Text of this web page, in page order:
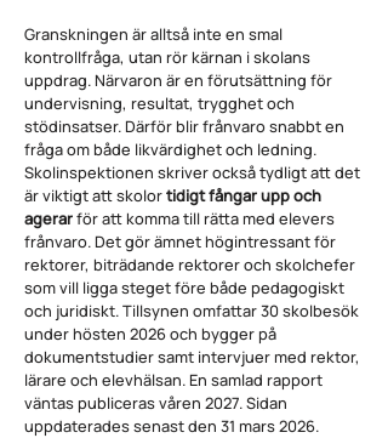
Granskningen är alltså inte en smal
kontrollfråga, utan rör kärnan i skolans
uppdrag. Närvaron är en förutsättning för
undervisning, resultat, trygghet och
stödinsatser. Därför blir frånvaro snabbt en
fråga om både likvärdighet och ledning.
Skolinspektionen skriver också tydligt att det
är viktigt att skolortidigt fångar upp och
agerarför att komma till rätta med elevers
frånvaro. Det gör ämnet högintressant för
rektorer, biträdande rektorer och skolchefer
som vill ligga steget före både pedagogiskt
och juridiskt. Tillsynen omfattar 30 skolbesök
under hösten 2026 och bygger på
dokumentstudier samt intervjuer med rektor,
lärare och elevhälsan. En samlad rapport
väntas publiceras våren 2027. Sidan
uppdaterades senast den 31 mars 2026.